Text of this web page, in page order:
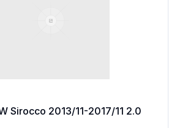
Sirocco 2013/11-2017/11 2.0